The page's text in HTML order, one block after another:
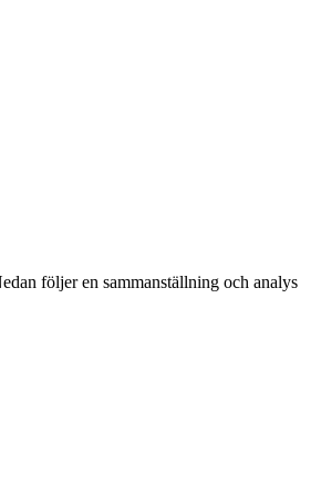
följer en sammanställning och analys